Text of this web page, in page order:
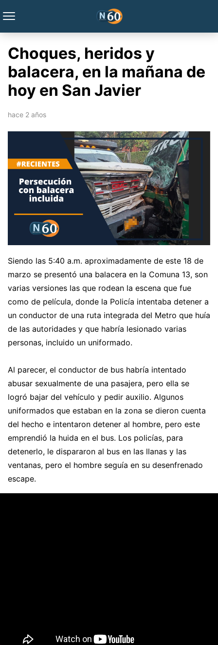
Choques, heridos y
balacera, en la mañana de
hoy en San Javier
hace 2 años
Siendo las 5:40 a.m. aproximadamente de este 18 de
marzo se presentó una balacera en la Comuna 13, son
varias versiones las que rodean la escena que fue
como de película, donde la Policía intentaba detener a
un conductor de una ruta integrada del Metro que huía
de las autoridades y que habría lesionado varias
personas, incluido un uniformado.
Al parecer, el conductor de bus habría intentado
abusar sexualmente de una pasajera, pero ella se
logró bajar del vehículo y pedir auxilio. Algunos
uniformados que estaban en la zona se dieron cuenta
del hecho e intentaron detener al hombre, pero este
emprendió la huida en el bus. Los policías, para
detenerlo, le dispararon al bus en las llanas y las
ventanas, pero el hombre seguía en su desenfrenado
escape.